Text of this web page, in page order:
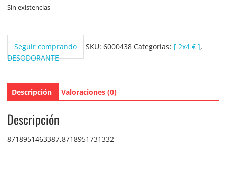
Sin existencias
Seguir comprando SKU: 6000438 Categorías: [ 2x4 € ],
DESODORANTE
Descripción Valoraciones (0)
Descripción
8718951463387,8718951731332